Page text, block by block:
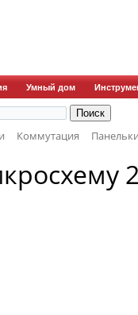
Умный дом
Коммутация